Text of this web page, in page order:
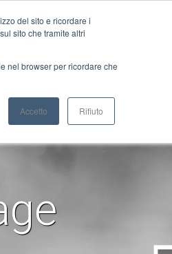
del sito e ricordare i
sito che tramite altri
nel browser per ricordare che
Accetto Rifiuto
Bürstenlose Servomotoren
WIEDERVERKÄUFER